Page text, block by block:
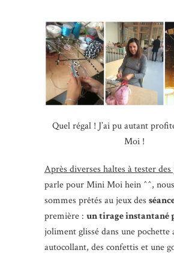
Quel régal ! J’ai pu autant
Moi !
Après diverses haltes à tester des
parle pour Mini Moi hein ^^,
sommes prêtés au jeux des
première : un tirage instantané
joliment glissé dans une pochette
autocollant, des confettis et une